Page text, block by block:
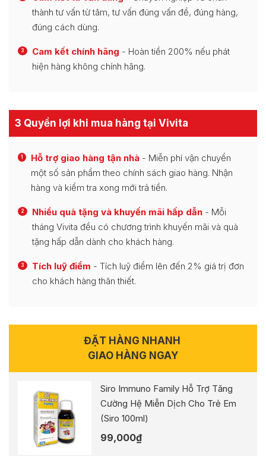
thành tư vấn từ tâm, tư vấn đúng vấn đề, đúng hàng,
đúng cách dùng.
3 Cam kết chính hãng - Hoàn tiền 200% nếu phát
hiện hàng không chính hãng.
3 Quyền lợi khi mua hàng tại Vivita
1 Hỗ trợ giao hàng tận nhà - Miễn phí vận chuyển
một số sản phẩm theo chính sách giao hàng. Nhận
hàng và kiểm tra xong mới trả tiền.
2 Nhiều quà tặng và khuyến mãi hấp dẫn - Mỗi
tháng Vivita đều có chương trình khuyến mãi và quà
tặng hấp dẫn dành cho khách hàng.
3 Tích luỹ điểm - Tích luỹ điểm lên đến 2% giá trị đơn
cho khách hàng thân thiết.
ĐẶT HÀNG NHANH
GIAO HÀNG NGAY
Siro Immuno Family Hỗ Trợ Tăng
Cường Hệ Miễn Dịch Cho Trẻ Em
(Siro 100ml)
99,000₫